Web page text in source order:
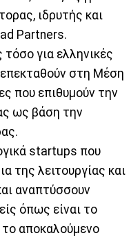
ιδρυτής και
Partners.
για ελληνικές
επεκταθούν στη Μέση
που επιθυμούν την
ως βάση την
startups που
της λειτουργίας και
αναπτύσσουν
όπως είναι το
αποκαλούμενο